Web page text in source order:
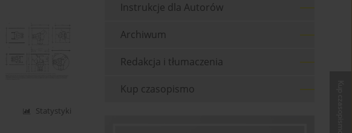
Statystyki
Instrukcje dla Autorów
Archiwum
Redakcja i tłumaczenia
Kup czasopismo